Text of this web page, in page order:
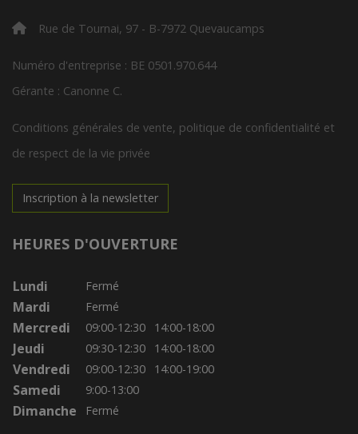
Rue de Tournai, 97 - B-7972 Quevaucamps
Numéro d'entreprise : BE 0501.970.644
Gérante : Canonne C.
Conditions générales de vente, politique de confidentialité et
de respect de la vie privée
Inscription à la newsletter
HEURES D'OUVERTURE
Lundi Fermé
Mardi Fermé
Mercredi 09:00-12:30 14:00-18:00
Jeudi 09:30-12:30 14:00-18:00
Vendredi 09:00-12:30 14:00-19:00
Samedi 9:00-13:00
Dimanche Fermé